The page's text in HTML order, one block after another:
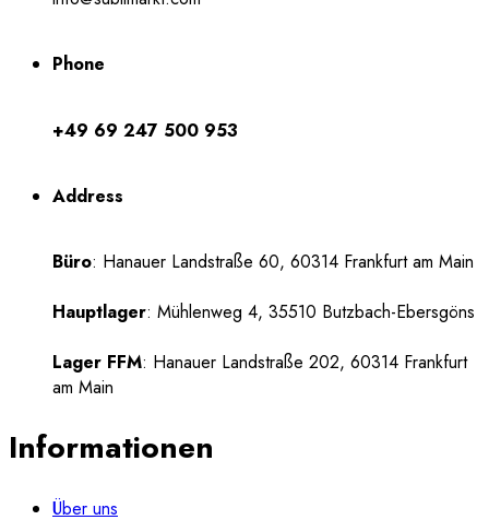
Phone
+49 69 247 500 953
Address
Büro: Hanauer Landstraße 60, 60314 Frankfurt am Main
Hauptlager: Mühlenweg 4, 35510 Butzbach-Ebersgöns
Lager FFM: Hanauer Landstraße 202, 60314 Frankfurt
am Main
Informationen
Über uns